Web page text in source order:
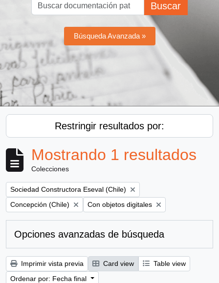
Buscar
Búsqueda Avanzada »
Restringir resultados por:
Mostrando 1 resultados
Colecciones
Remove filter:
Sociedad Constructora Eseval (Chile)
Remove filter:
Concepción (Chile) Remove filter:
Con objetos digitales
Opciones avanzadas de búsqueda
Imprimir vista previa Card view
Table view
Ordenar por: Fecha final